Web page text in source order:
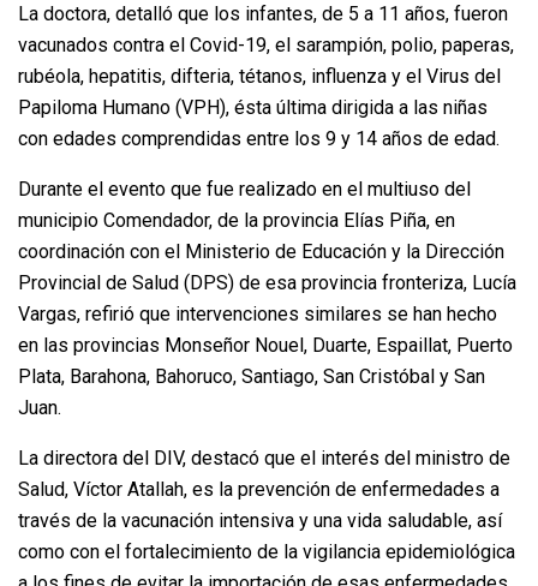
La doctora, detalló que los infantes, de 5 a 11 años, fueron
vacunados contra el Covid-19, el sarampión, polio, paperas,
rubéola, hepatitis, difteria, tétanos, influenza y el Virus del
Papiloma Humano (VPH), ésta última dirigida a las niñas
con edades comprendidas entre los 9 y 14 años de edad.
Durante el evento que fue realizado en el multiuso del
municipio Comendador, de la provincia Elías Piña, en
coordinación con el Ministerio de Educación y la Dirección
Provincial de Salud (DPS) de esa provincia fronteriza, Lucía
Vargas, refirió que intervenciones similares se han hecho
en las provincias Monseñor Nouel, Duarte, Espaillat, Puerto
Plata, Barahona, Bahoruco, Santiago, San Cristóbal y San
Juan.
La directora del DIV, destacó que el interés del ministro de
Salud, Víctor Atallah, es la prevención de enfermedades a
través de la vacunación intensiva y una vida saludable, así
como con el fortalecimiento de la vigilancia epidemiológica